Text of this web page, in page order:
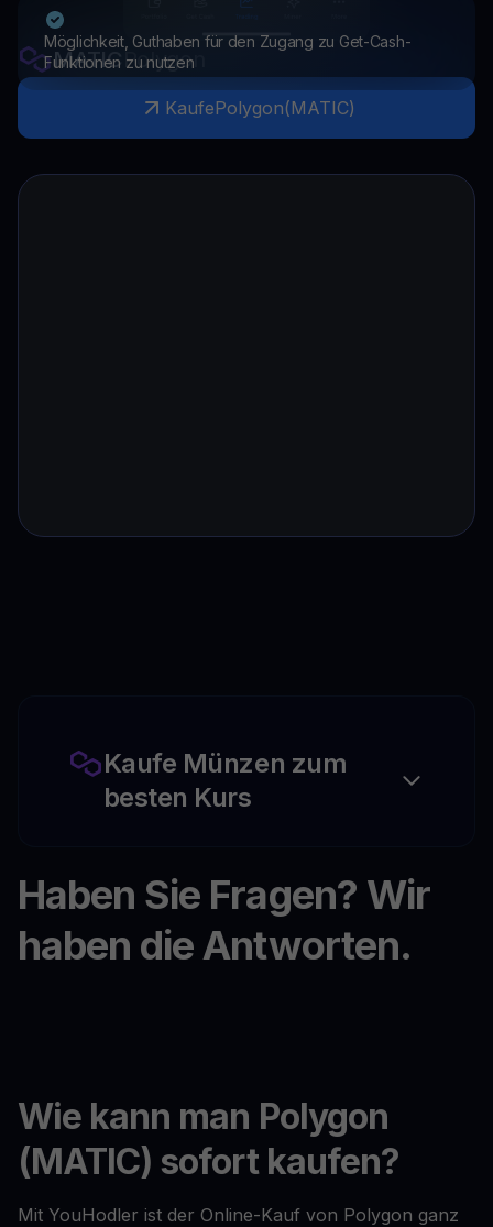
Möglichkeit, Guthaben für den Zugang zu Get-Cash-
Funktionen zu nutzen
MATICPolygon
KaufePolygon(MATIC)
Kaufe Münzen zum
besten Kurs
Haben Sie Fragen? Wir
haben die Antworten.
Wie kann man Polygon
(MATIC) sofort kaufen?
Mit YouHodler ist der Online-Kauf von Polygon ganz